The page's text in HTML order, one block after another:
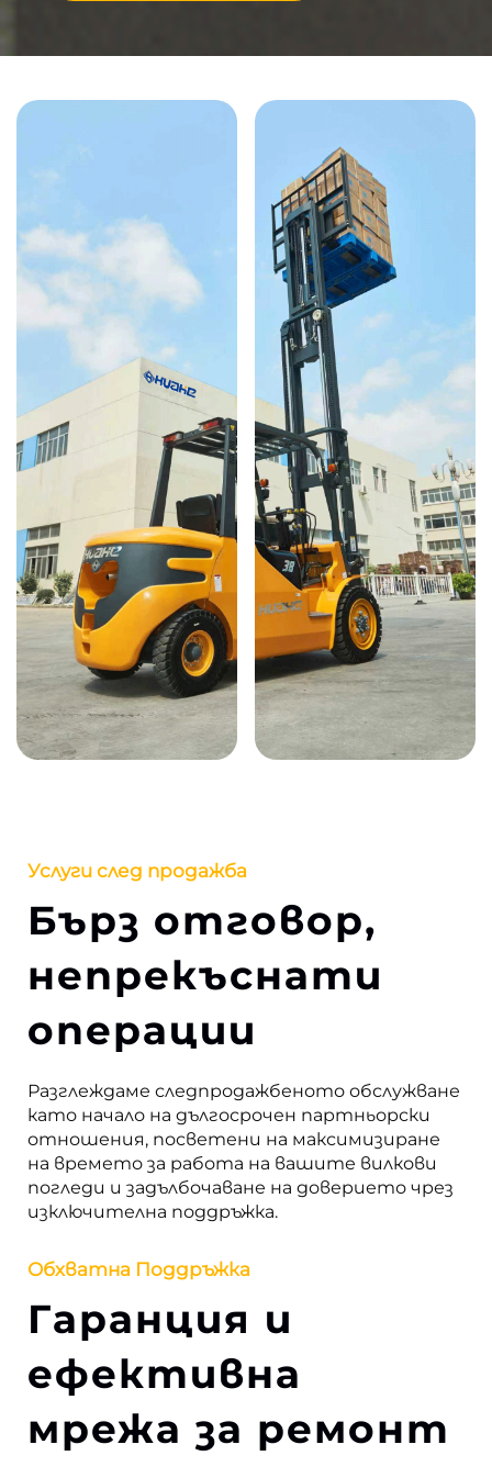
Услуги след продажба
Бърз отговор,
непрекъснати
операции
Разглеждаме следпродажбеното обслужване
като начало на дългосрочен партньорски
отношения, посветени на максимизиране
на времето за работа на вашите вилкови
погледи и задълбочаване на доверието чрез
изключителна поддръжка.
Обхватна Поддръжка
Гаранция и
ефективна
мрежа за ремонт